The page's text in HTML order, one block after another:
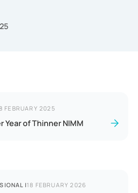
FEBRUARY 2025
Year of Thinner NIMM
|18 FEBRUARY 2026